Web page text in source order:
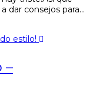
dar consejos para…
–